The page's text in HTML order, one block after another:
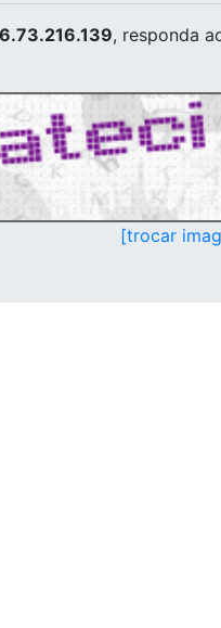
, responda
[trocar